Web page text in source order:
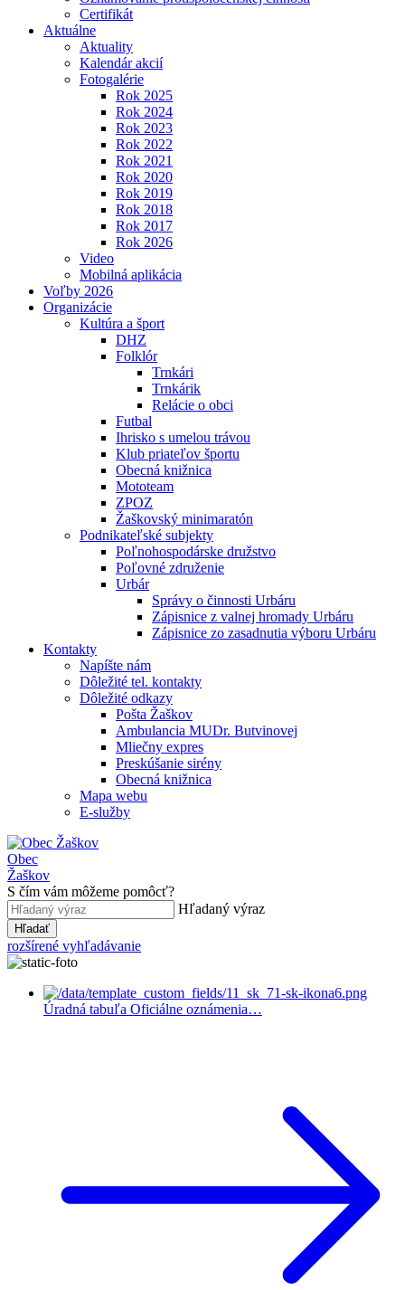
Certifikát
Aktuálne
Aktuality
Kalendár akcií
Fotogalérie
Rok 2025
Rok 2024
Rok 2023
Rok 2022
Rok 2021
Rok 2020
Rok 2019
Rok 2018
Rok 2017
Rok 2026
Video
Mobilná aplikácia
Voľby 2026
Organizácie
Kultúra a šport
DHZ
Folklór
Trnkári
Trnkárik
Relácie o obci
Futbal
Ihrisko s umelou trávou
Klub priateľov športu
Obecná knižnica
Mototeam
ZPOZ
Žaškovský minimaratón
Podnikateľské subjekty
Poľnohospodárske družstvo
Poľovné združenie
Urbár
Správy o činnosti Urbáru
Zápisnice z valnej hromady Urbáru
Zápisnice zo zasadnutia výboru Urbáru
Kontakty
Napíšte nám
Dôležité tel. kontakty
Dôležité odkazy
Pošta Žaškov
Ambulancia MUDr. Butvinovej
Mliečny expres
Preskúšanie sirény
Obecná knižnica
Mapa webu
E-služby
Obec
Žaškov
S čím vám môžeme pomôcť?
Hľadaný výraz
Hľadať
rozšírené vyhľadávanie
Úradná tabuľa Oficiálne oznámenia…